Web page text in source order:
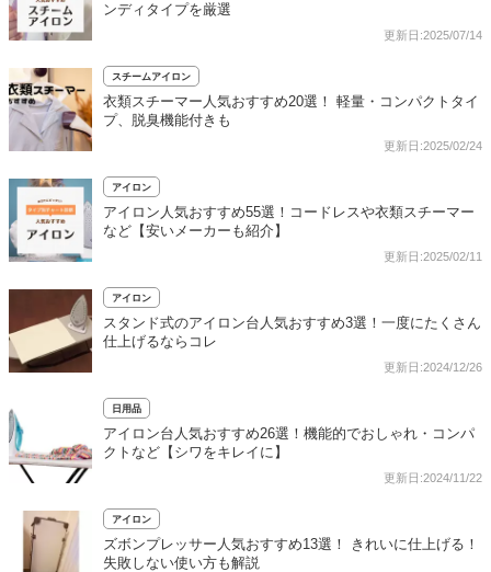
ンディタイプを厳選
更新日:2025/07/14
スチームアイロン
衣類スチーマー人気おすすめ20選！ 軽量・コンパクトタイ
プ、脱臭機能付きも
更新日:2025/02/24
アイロン
アイロン人気おすすめ55選！コードレスや衣類スチーマー
など【安いメーカーも紹介】
更新日:2025/02/11
アイロン
スタンド式のアイロン台人気おすすめ3選！一度にたくさん
仕上げるならコレ
更新日:2024/12/26
日用品
アイロン台人気おすすめ26選！機能的でおしゃれ・コンパ
クトなど【シワをキレイに】
更新日:2024/11/22
アイロン
ズボンプレッサー人気おすすめ13選！ きれいに仕上げる！
失敗しない使い方も解説